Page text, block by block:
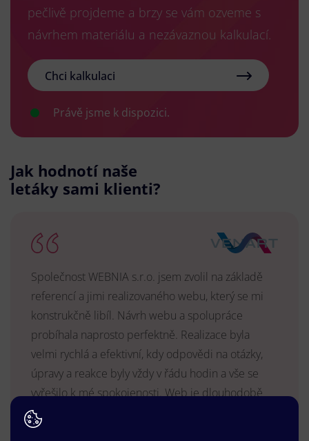
pečlivě projdeme a brzy se vám ozveme s
návrhem materiálu a nezávaznou kalkulací.
Chci kalkulaci
Právě jsme k dispozici.
Jak hodnotí naše
letáky sami klienti?
Společnost WEBNIA s.r.o. jsem zvolil na základě
referencí a jimi realizovaného webu, který se mi
konstrukčně libíl. Návrh webu a spolupráce
probíhala naprosto perfektně. Realizace byla
velmi rychlá a efektivní, kdy odpovědi na otázky,
úpravy a reakce byly vždy v řádu hodin a vše se
vyřešilo k mé spokojenosti. Web je dlouhodobě
vyhovující, stabilní, průběžně upravován a podílí se
na pozitivním vnímání naší značky.